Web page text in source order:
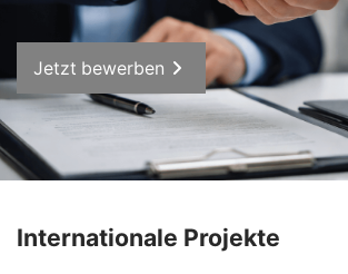
Jetzt bewerben
Internationale Projekte